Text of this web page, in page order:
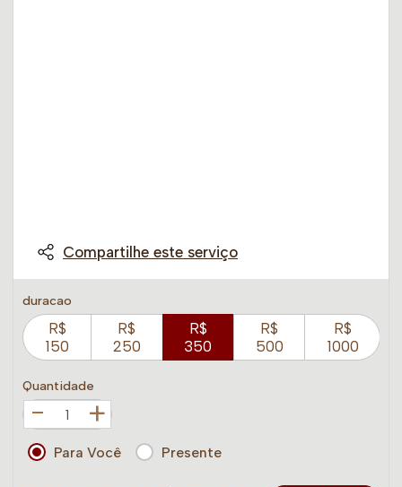
Compartilhe este serviço
duracao
R$
150
R$
250
R$
350
R$
500
R$
1000
Quantidade
+
Para Você Presente